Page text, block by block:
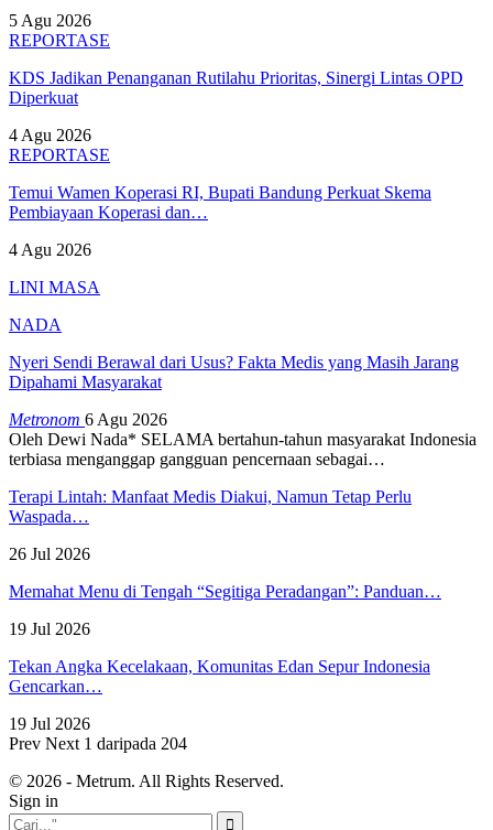
5 Agu 2026
REPORTASE
KDS Jadikan Penanganan Rutilahu Prioritas, Sinergi Lintas OPD
Diperkuat
4 Agu 2026
REPORTASE
Temui Wamen Koperasi RI, Bupati Bandung Perkuat Skema
Pembiayaan Koperasi dan…
4 Agu 2026
LINI MASA
NADA
Nyeri Sendi Berawal dari Usus? Fakta Medis yang Masih Jarang
Dipahami Masyarakat
Metronom 6 Agu 2026
Oleh Dewi Nada* SELAMA bertahun-tahun masyarakat Indonesia
terbiasa menganggap gangguan pencernaan sebagai…
Terapi Lintah: Manfaat Medis Diakui, Namun Tetap Perlu
Waspada…
26 Jul 2026
Memahat Menu di Tengah “Segitiga Peradangan”: Panduan…
19 Jul 2026
Tekan Angka Kecelakaan, Komunitas Edan Sepur Indonesia
Gencarkan…
19 Jul 2026
Prev Next 1 daripada 204
© 2026 - Metrum. All Rights Reserved.
Sign in